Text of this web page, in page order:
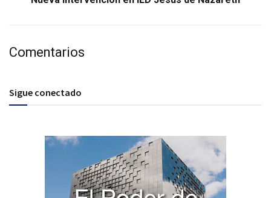
Comentarios
Sigue conectado